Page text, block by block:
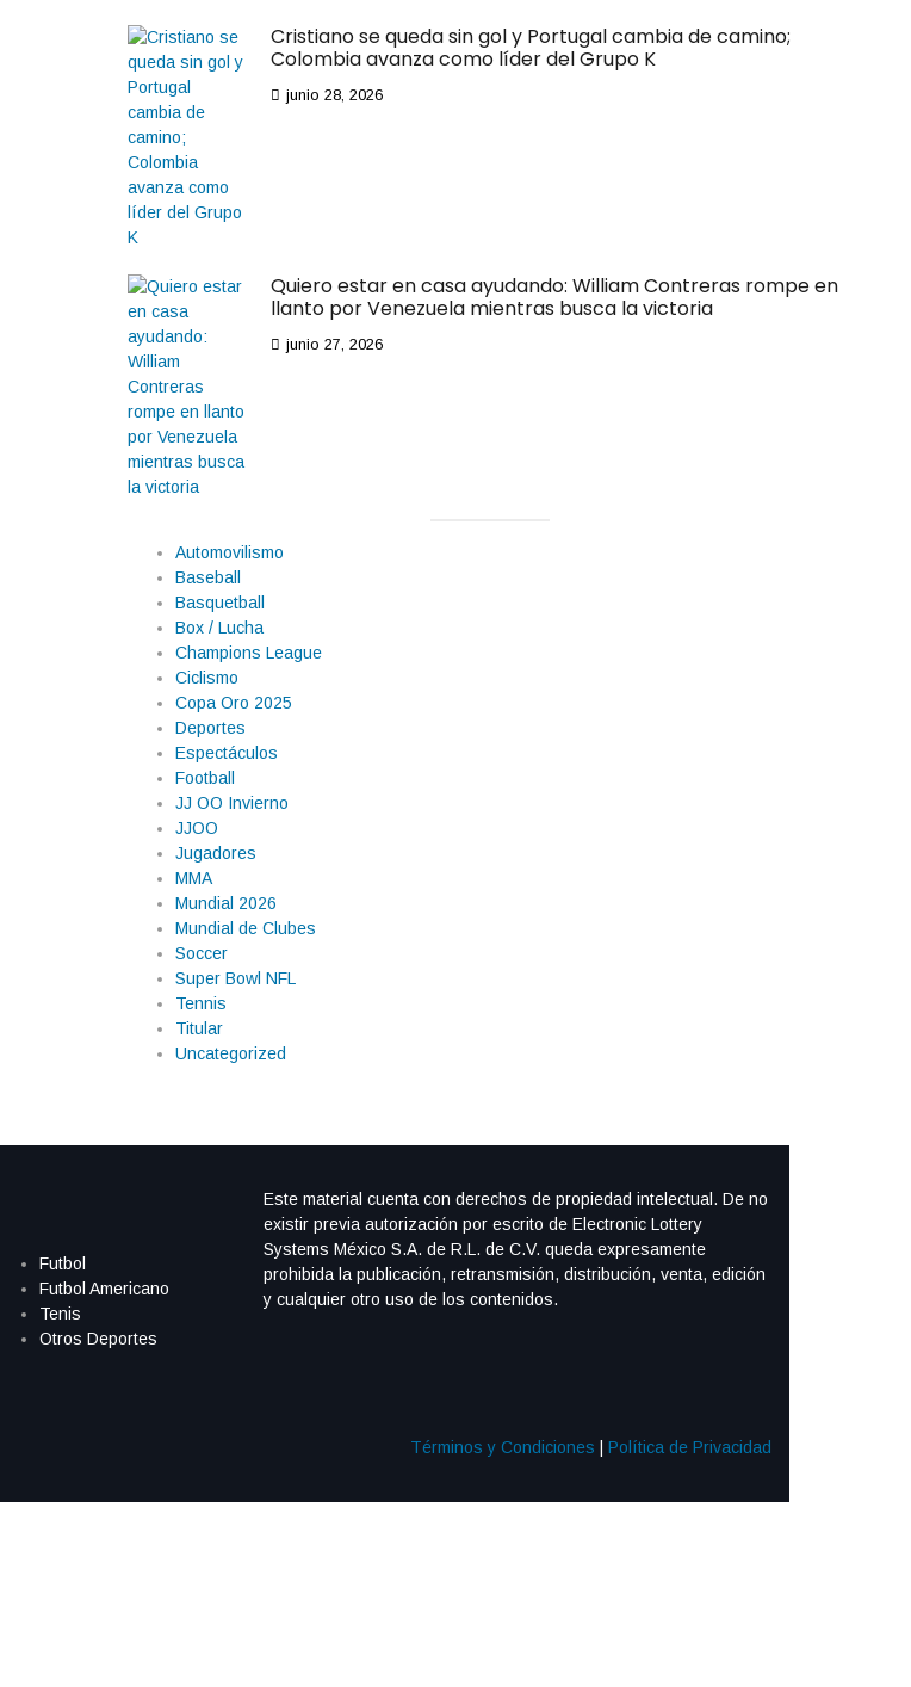
Cristiano se queda sin gol y Portugal cambia de camino;
Colombia avanza como líder del Grupo K
junio 28, 2026
Quiero estar en casa ayudando: William Contreras rompe en
llanto por Venezuela mientras busca la victoria
junio 27, 2026
Automovilismo
Baseball
Basquetball
Box / Lucha
Champions League
Ciclismo
Copa Oro 2025
Deportes
Espectáculos
Football
JJ OO Invierno
JJOO
Jugadores
MMA
Mundial 2026
Mundial de Clubes
Soccer
Super Bowl NFL
Tennis
Titular
Uncategorized
Futbol
Futbol Americano
Tenis
Otros Deportes
Este material cuenta con derechos de propiedad intelectual. De no
existir previa autorización por escrito de Electronic Lottery
Systems México S.A. de R.L. de C.V. queda expresamente
prohibida la publicación, retransmisión, distribución, venta, edición
y cualquier otro uso de los contenidos.
Términos y Condiciones Política de Privacidad